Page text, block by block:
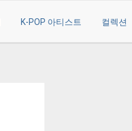
K-POP 아티스트 컬렉션